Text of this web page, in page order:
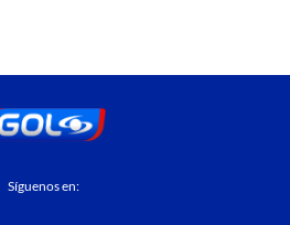
Síguenos en: